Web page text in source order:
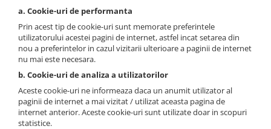
a. Cookie-uri de performanta
Prin acest tip de cookie-uri sunt memorate preferintele
utilizatorului acestei pagini de internet, astfel incat setarea din
nou a preferintelor in cazul vizitarii ulterioare a paginii de internet
nu mai este necesara.
b. Cookie-uri de analiza a utilizatorilor
Aceste cookie-uri ne informeaza daca un anumit utilizator al
paginii de internet a mai vizitat / utilizat aceasta pagina de
internet anterior. Aceste cookie-uri sunt utilizate doar in scopuri
statistice.